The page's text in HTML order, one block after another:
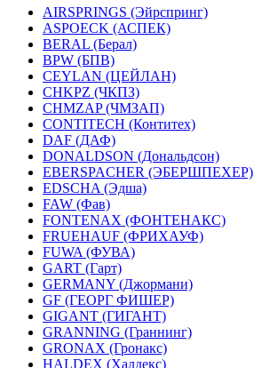
AIRSPRINGS (Эйрспринг)
ASPOECK (АСПЕК)
BERAL (Берал)
BPW (БПВ)
CEYLAN (ЦЕЙЛАН)
CHKPZ (ЧКПЗ)
CHMZAP (ЧМЗАП)
CONTITECH (Контитех)
DAF (ДАФ)
DONALDSON (Дональдсон)
EBERSPACHER (ЭБЕРШПЕХЕР)
EDSCHA (Эдша)
FAW (Фав)
FONTENAX (ФОНТЕНАКС)
FRUEHAUF (ФРИХАУФ)
FUWA (ФУВА)
GART (Гарт)
GERMANY (Джормани)
GF (ГЕОРГ ФИШЕР)
GIGANT (ГИГАНТ)
GRANNING (Граннинг)
GRONAX (Гронакс)
HALDEX (Халдекс)